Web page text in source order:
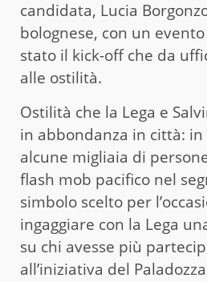
candidata, Lucia
bolognese, con un
stato il kick-off che da
alle ostilità.
Ostilità che la Lega e
in abbondanza in città: in
alcune migliaia di
flash mob pacifico nel
simbolo scelto per
ingaggiare con la Lega
su chi avesse più
all’iniziativa del